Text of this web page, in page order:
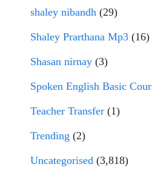
shaley nibandh (29)
Shaley Prarthana Mp3 (16)
Shasan nirnay (3)
Spoken English Basic
Teacher Transfer (1)
Trending (2)
Uncategorised (3,818)